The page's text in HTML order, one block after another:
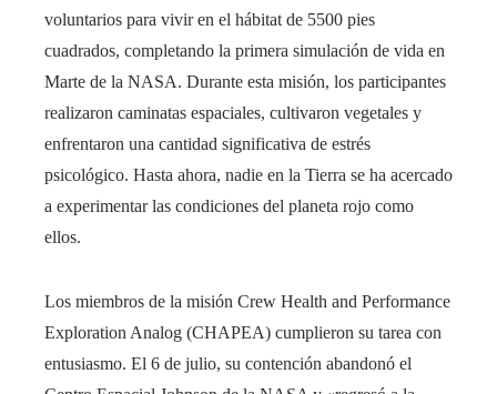
voluntarios para vivir en el hábitat de 5500 pies
cuadrados, completando la primera simulación de vida en
Marte de la NASA. Durante esta misión, los participantes
realizaron caminatas espaciales, cultivaron vegetales y
enfrentaron una cantidad significativa de estrés
psicológico. Hasta ahora, nadie en la Tierra se ha acercado
a experimentar las condiciones del planeta rojo como
ellos.
Los miembros de la misión Crew Health and Performance
Exploration Analog (CHAPEA) cumplieron su tarea con
entusiasmo. El 6 de julio, su contención abandonó el